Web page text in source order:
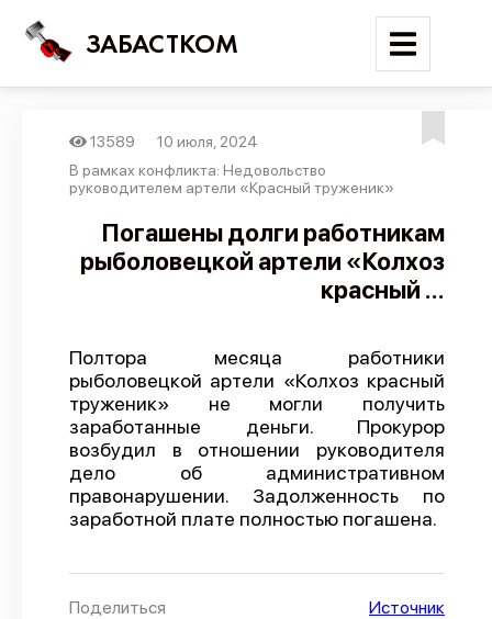
ЗАБАСТКОМ
Войти
Поиск
Новости
Отчеты
Предложить публикацию
Справочник
API
О проекте
13589
10 июля, 2024
В рамках конфликта: Недовольство
руководителем артели «Красный труженик»
Погашены долги работникам
рыболовецкой артели «Колхоз
красный ...
Полтора месяца работники
рыболовецкой артели «Колхоз красный
труженик» не могли получить
заработанные деньги. Прокурор
возбудил в отношении руководителя
дело об административном
правонарушении. Задолженность по
заработной плате полностью погашена.
Поделиться Источник